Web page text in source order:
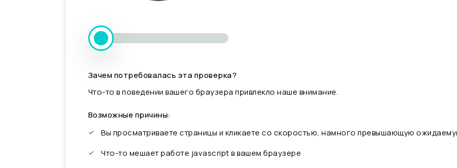
Зачем потребовалась эта проверка?
Что-то в поведении вашего браузера привлекло наше внимание.
Возможные причины:
Вы просматриваете страницы и кликаете со скоростью, намного превышающую
Что-то мешает работе javascript в вашем браузере